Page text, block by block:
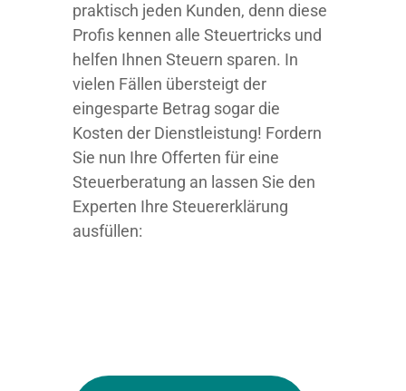
praktisch jeden Kunden, denn diese
Profis kennen alle Steuertricks und
helfen Ihnen Steuern sparen. In
vielen Fällen übersteigt der
eingesparte Betrag sogar die
Kosten der Dienstleistung! Fordern
Sie nun Ihre Offerten für eine
Steuerberatung an lassen Sie den
Experten Ihre Steuererklärung
ausfüllen: